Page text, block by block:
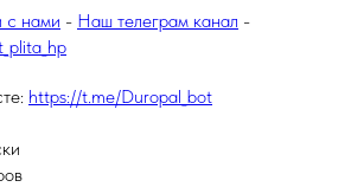
с нами - Наш телеграм канал -
https://t.me/Duropal_bot